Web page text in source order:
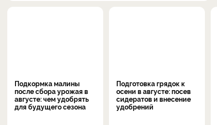
Подкормка малины
после сбора урожая в
августе: чем удобрять
для будущего сезона
Подготовка грядок к
осени в августе: посев
сидератов и внесение
удобрений